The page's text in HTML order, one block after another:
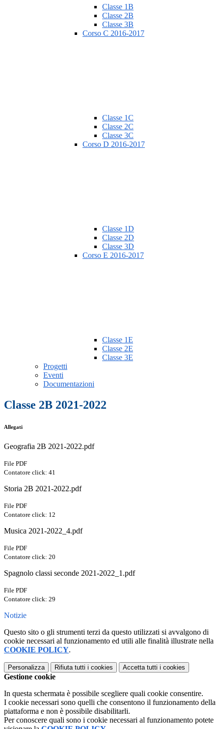
Classe 1B
Classe 2B
Classe 3B
Corso C 2016-2017
Classe 1C
Classe 2C
Classe 3C
Corso D 2016-2017
Classe 1D
Classe 2D
Classe 3D
Corso E 2016-2017
Classe 1E
Classe 2E
Classe 3E
Progetti
Eventi
Documentazioni
Classe 2B 2021-2022
Allegati
Geografia 2B 2021-2022.pdf
File PDF
Contatore click: 41
Storia 2B 2021-2022.pdf
File PDF
Contatore click: 12
Musica 2021-2022_4.pdf
File PDF
Contatore click: 20
Spagnolo classi seconde 2021-2022_1.pdf
File PDF
Contatore click: 29
Notizie
Questo sito o gli strumenti terzi da questo utilizzati si avvalgono di
cookie necessari al funzionamento ed utili alle finalità illustrate nella
COOKIE POLICY.
Personalizza Rifiuta tutti i cookies Accetta tutti i cookies
Gestione cookie
In questa schermata è possibile scegliere quali cookie consentire.
I cookie necessari sono quelli che consentono il funzionamento della
piattaforma e non è possibile disabilitarli.
Per conoscere quali sono i cookie necessari al funzionamento potete